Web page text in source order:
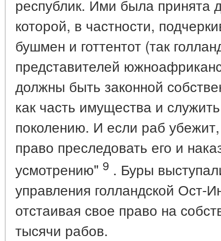
республик. Ими была принята
которой, в частности,
бушмен и готтентот (так
представителей
должны быть законной
как часть имущества и
поколению. И если раб
право преследовать его и
усмотрению" 9 . Буры
управления голландской Ост-
отстаивая свое право на
тысячи рабов.